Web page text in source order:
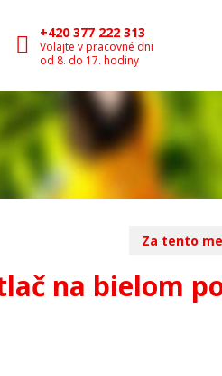
+420 377 222 313
Volajte v pracovné dni
od 8. do 17. hodiny
na bielom
Za tento